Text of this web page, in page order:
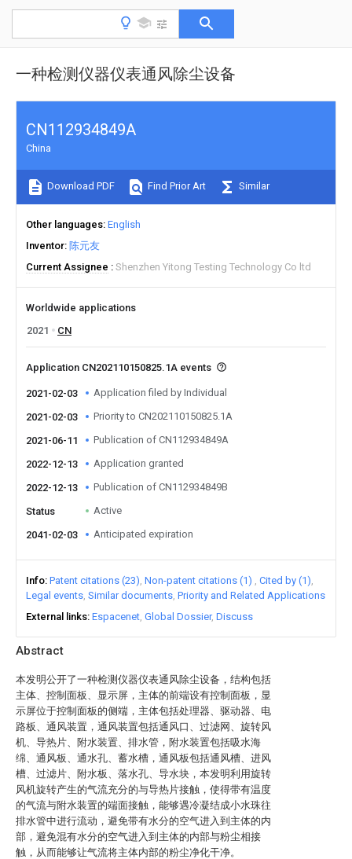
一种检测仪器仪表通风除尘设备
Abstract
本发明公开了一种检测仪器仪表通风除尘设备，结构包括
主体、控制面板、显示屏，主体的前端设有控制面板，显
示屏位于控制面板的侧端，主体包括处理器、驱动器、电
路板、通风装置，通风装置包括通风口、过滤网、旋转风
机、导热片、附水装置、排水管，附水装置包括吸水海
绵、通风板、通水孔、蓄水槽，通风板包括通风槽、进风
槽、过滤片、附水板、落水孔、导水块，本发明利用旋转
风机旋转产生的气流充分的与导热片接触，使得带有温度
的气流与附水装置的端面接触，能够遇冷凝结成小水珠往
排水管中进行流动，避免带有水分的空气进入到主体的内
部，避免混有水分的空气进入到主体的内部与粉尘相接
触，从而能够让气流将主体内部的粉尘净化干净。
CN112934849A
China
Download PDF Find Prior Art Similar
Other languages English
Inventor 陈元友
Current Assignee
Shenzhen Yitong Testing Technology Co ltd
Worldwide applications
2021
CN
Application CN202110150825.1A events
2021-02-03 Application filed by Individual
2021-02-03 Priority to CN202110150825.1A
2021-06-11 Publication of CN112934849A
2022-12-13 Application granted
2022-12-13 Publication of CN112934849B
Status Active
2041-02-03 Anticipated expiration
Info Patent citations (23) Non-patent citations (1)
Cited by (1)
Legal events Similar documents Priority and Related Applications
External links Espacenet Global Dossier Discuss